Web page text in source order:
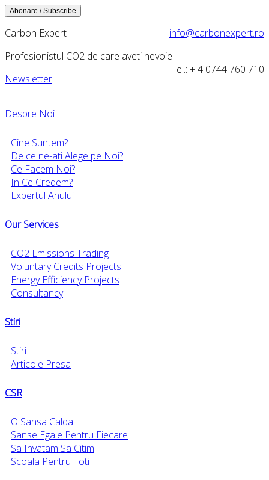
Carbon Expert
info@carbonexpert.ro
Profesionistul CO2 de care aveti nevoie
Tel.: + 4 0744 760 710
Newsletter
Despre Noi
Cine Suntem?
De ce ne-ati Alege pe Noi?
Ce Facem Noi?
In Ce Credem?
Expertul Anului
Our Services
CO2 Emissions Trading
Voluntary Credits Projects
Energy Efficiency Projects
Consultancy
Stiri
Stiri
Articole Presa
CSR
O Sansa Calda
Sanse Egale Pentru Fiecare
Sa Invatam Sa Citim
Scoala Pentru Toti